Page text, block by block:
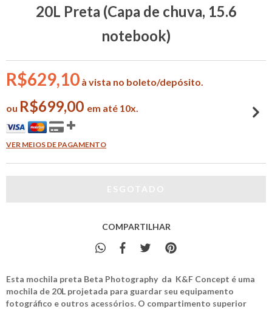
20L Preta (Capa de chuva, 15.6
notebook)
R$629,10 à vista no boleto/depósito.
ou R$699,00 em até 10x.
VER MEIOS DE PAGAMENTO
COMPARTILHAR
Esta mochila preta Beta Photography da K&F Concept é uma
mochila de 20L projetada para guardar seu equipamento
fotográfico e outros acessórios. O compartimento superior